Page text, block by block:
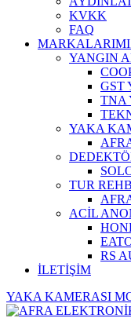
KVKK
FAQ
YANGIN
GST
TNA
YAKA
TUR
ACİL
RS
İLETİŞİM
YAKA KAMERASI